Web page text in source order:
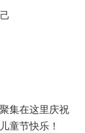
集在这里庆祝
童节快乐！